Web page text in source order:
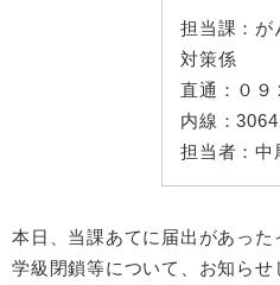
担当課： が
対策係
直通： ０９
内線：
担当者： 中
本日、当課あてに届出があっ
学級閉鎖等について、お知らせ